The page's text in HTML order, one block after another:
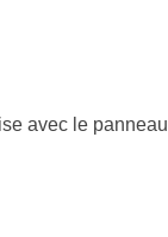
avec le panneau